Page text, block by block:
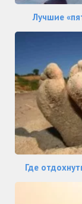
Лучшие
Где